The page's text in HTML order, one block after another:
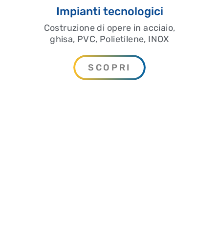
Impianti tecnologici
Costruzione di opere in acciaio,
ghisa, PVC, Polietilene, INOX
SCOPRI